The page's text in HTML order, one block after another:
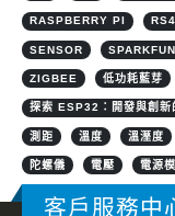
RASPBERRY PI
SENSOR SPARKFUN
ZIGBEE 低功耗藍芽
探索 ESP32：開發與創新
測距 溫度 溫溼度
陀螺儀 電壓 電源
客戶服務中